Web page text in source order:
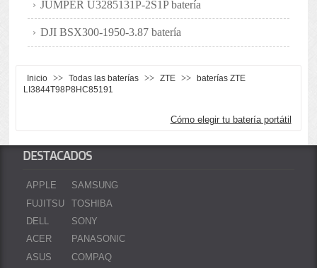
JUMPER U3285131P-2S1P batería
DJI BSX300-1950-3.87 batería
Inicio >> Todas las baterías >> ZTE >>
baterías ZTE
LI3844T98P8HC85191
Cómo elegir tu batería portátil
DESTACADOS
APPLE
FUJITSU
DELL
ACER
ASUS
SAMSUNG
TOSHIBA
SONY
PANASONIC
COMPAQ